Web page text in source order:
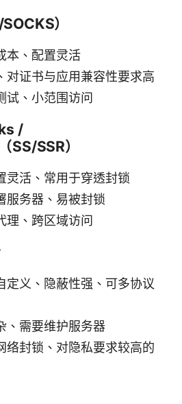
）
本、配置灵活
对证书与应用兼容性要求高
试、小范围访问
/
SS/SSR）
灵活、常用于穿透封锁
服务器、易被封锁
理、跨区域访问
定义、隐蔽性强、可多协议
、需要维护服务器
络封锁、对隐私要求较高的